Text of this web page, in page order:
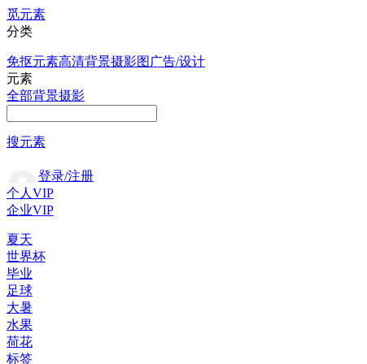
觅元素
分类
免抠元素高清背景摄影图 广告/设计
元素
全部背景摄影
搜元素
登录/注册
个人VIP
企业VIP
夏天
世界杯
毕业
足球
大暑
水果
荷花
标签